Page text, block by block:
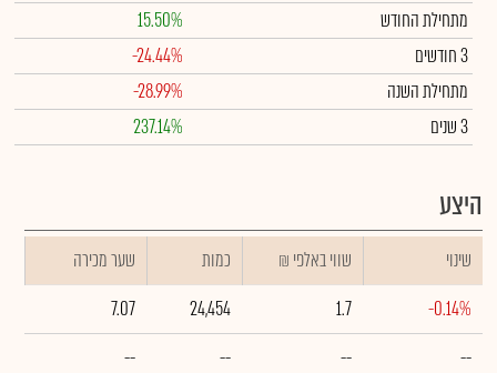
מתחילת החודש
15.50%
3 חודשים
-24.44%
מתחילת השנה
-28.99%
3 שנים
237.14%
היצע
שינוי ₪ שווי באלפי כמות
שער מכירה
-0.14%
1.7
24,454
7.07
--
--
--
--